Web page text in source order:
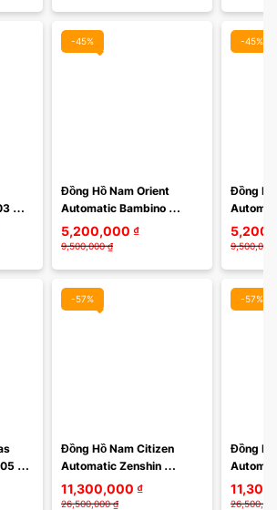
-
-45%
Đồng Hồ Nam Orient
Automatic Bambino
Classic RA-AC0M11Y30B
– Mặt Hồng Cam Độc Đáo,
5,200,000 ₫
9,500,000 ₫
-45%
Đồng
Classic
– Mặt
9,500,000
-57%
Đồng Hồ Nam Citizen
Automatic Zenshin
Mechanical Super
Titanium NJ0180-80L –
11,300,000 ₫
26,500,000 ₫
-57%
Đồng
Super
58L –